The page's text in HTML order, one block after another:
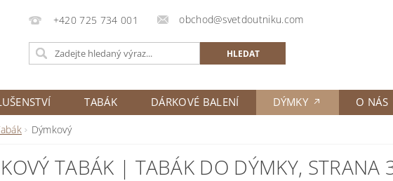
+420 725 734 001 obchod@svetdoutniku.com
TABÁK DÁRKOVÉ BALENÍ DÝMKY O NÁS
Dýmkový
TABÁK | TABÁK DO DÝMKY, STRANA